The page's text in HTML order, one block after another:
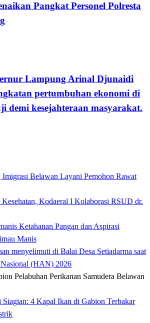
Pangkat Personel Polresta
Lampung Arinal Djunaidi
pertumbuhan ekonomi di
demi kesejahteraan masyarakat.
Imigrasi Belawan Layani Pemohon Rawat
Kodaeral I Kolaborasi RSUD dr.
Ketahanan Pangan dan Aspirasi
Manis
menyelimuti di Balai Desa Setiadarma saat
(HAN) 2026
4 Kapal Ikan di Gabion Terbakar